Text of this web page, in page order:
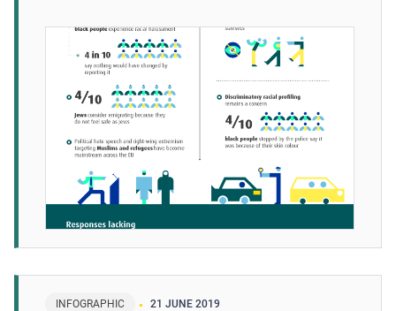
INFOGRAPHIC 21 JUNE 2019